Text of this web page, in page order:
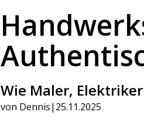
Wie Maler,
von Dennis| 25.11.2025